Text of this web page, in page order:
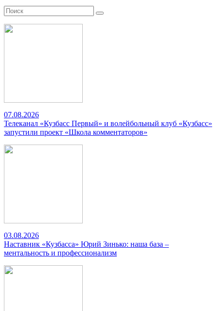
07.08.2026
Телеканал «Кузбасс Первый» и волейбольный клуб «Кузбасс»
запустили проект «Школа комментаторов»
03.08.2026
Наставник «Кузбасса» Юрий Зинько: наша база –
ментальность и профессионализм